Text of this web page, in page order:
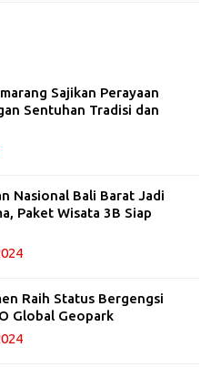
Sajikan Perayaan
Sentuhan Tradisi dan
Nasional Bali Barat Jadi
Paket Wisata 3B Siap
Raih Status Bergengsi
Global Geopark